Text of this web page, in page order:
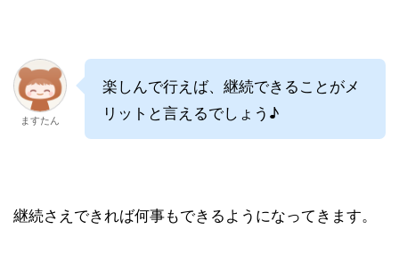
ますたん
楽しんで行えば、継続できることがメ
リットと言えるでしょう♪
継続さえできれば何事もできるようになってきます。